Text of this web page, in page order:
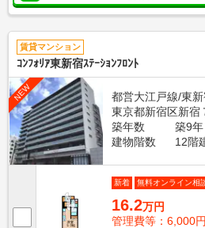
賃貸マンション
ｺﾝﾌｫﾘｱ東新宿ｽﾃｰｼｮﾝﾌﾛﾝﾄ
NEW
都営大江戸線/東
東京都新宿区新宿
築年数
築9年
建物階数
12階
新着 無料オンライン相
16.2万円
管理費等：6,000円